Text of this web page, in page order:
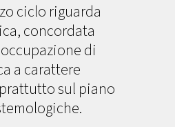
ciclo riguarda
concordata
di
a carattere
sul piano